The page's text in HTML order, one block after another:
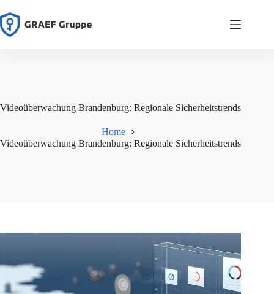
Inhalt
springen
Videoüberwachung Brandenburg: Regionale Sicherheitstrends
Home
Videoüberwachung Brandenburg: Regionale Sicherheitstrends